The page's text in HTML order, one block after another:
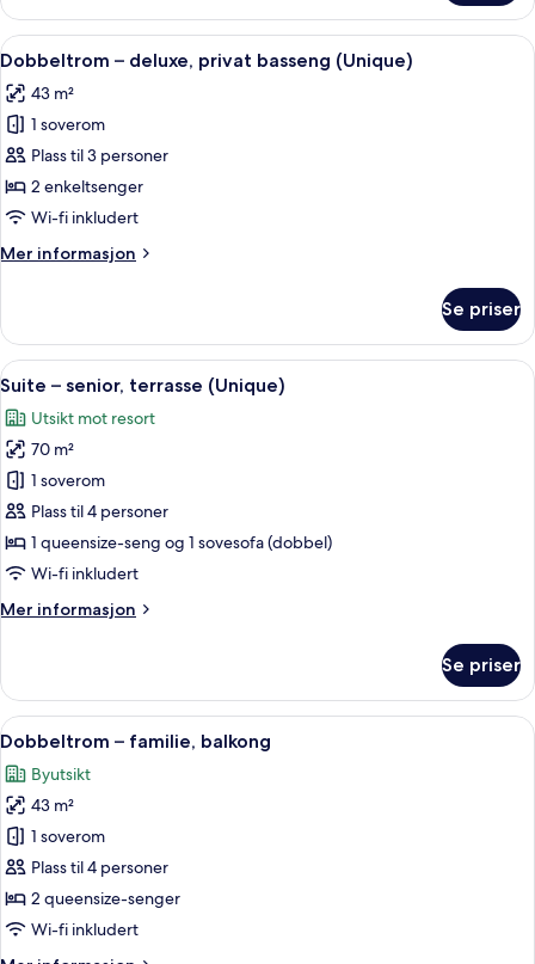
–
familie,
terrasse
Åpne
alle
bildene
av
Dobbeltrom
–
deluxe,
basseng
Dobbeltrom – deluxe, privat
9
Dobbeltrom – deluxe, privat basseng (Unique)
43 m²
1 soverom
Plass til 3 personer
2 enkeltsenger
Wi-fi inkludert
Mer informasjon
Mer
–
deluxe,
privat
(Unique)
Se priser
Åpne
alle
bildene
av
Suite
–
senior,
terrasse
Suite – senior, terrasse (Unique) |
7
Suite – senior, terrasse (Unique)
Utsikt mot resort
70 m²
1 soverom
Plass til 4 personer
1 queensize-seng og 1 sovesofa (dobbel)
Wi-fi inkludert
Mer informasjon
Mer
–
senior,
terrasse
Se priser
Åpne
alle
bildene
av
Dobbeltrom
–
familie,
balkong
Dobbeltrom – familie, balkong |
4
Dobbeltrom – familie, balkong
Byutsikt
43 m²
1 soverom
Plass til 4 personer
2 queensize-senger
Wi-fi inkludert